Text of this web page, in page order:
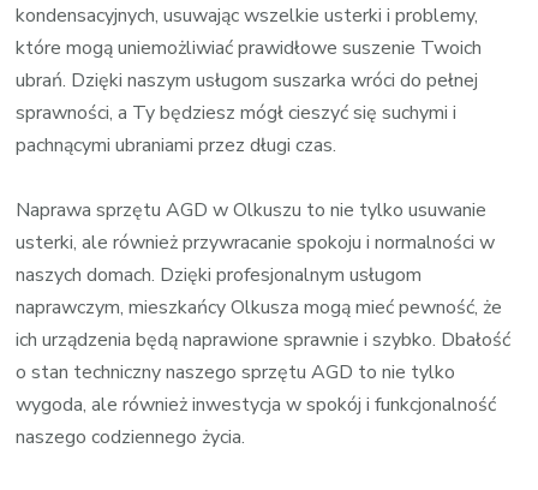
kondensacyjnych, usuwając wszelkie usterki i problemy,
które mogą uniemożliwiać prawidłowe suszenie Twoich
ubrań. Dzięki naszym usługom suszarka wróci do pełnej
sprawności, a Ty będziesz mógł cieszyć się suchymi i
pachnącymi ubraniami przez długi czas.
Naprawa sprzętu AGD w Olkuszu to nie tylko usuwanie
usterki, ale również przywracanie spokoju i normalności w
naszych domach. Dzięki profesjonalnym usługom
naprawczym, mieszkańcy Olkusza mogą mieć pewność, że
ich urządzenia będą naprawione sprawnie i szybko. Dbałość
o stan techniczny naszego sprzętu AGD to nie tylko
wygoda, ale również inwestycja w spokój i funkcjonalność
naszego codziennego życia.